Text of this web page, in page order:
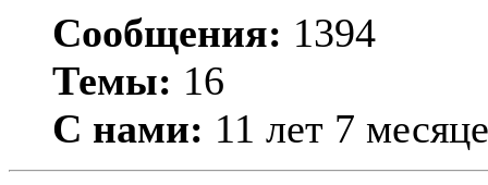
Сообщения: 1394
Темы: 16
С нами: 11 лет 7